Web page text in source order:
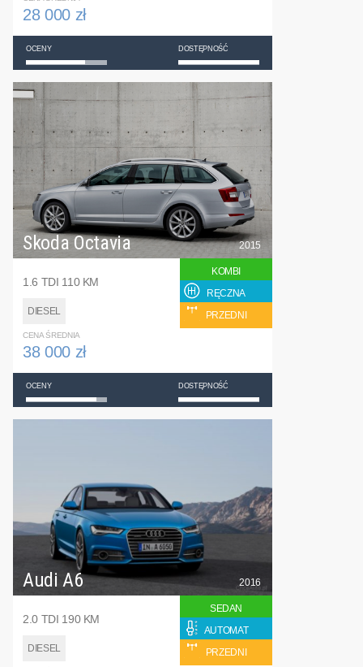
28 000 zł
OCENY DOSTĘPNOŚĆ
Skoda Octavia
1.6 TDI 110 KM
DIESEL
2015
KOMBI
RĘCZNA
PRZEDNI
CENA ŚREDNIA
38 000 zł
OCENY DOSTĘPNOŚĆ
Audi A6
2.0 TDI 190 KM
DIESEL
2016
SEDAN
AUTOMAT
PRZEDNI